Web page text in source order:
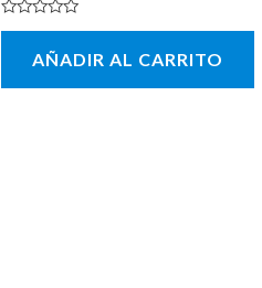
Valorado
5
AÑADIR AL CARRITO